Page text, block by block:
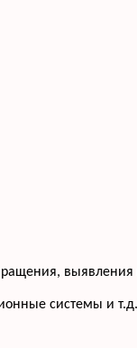
системы и